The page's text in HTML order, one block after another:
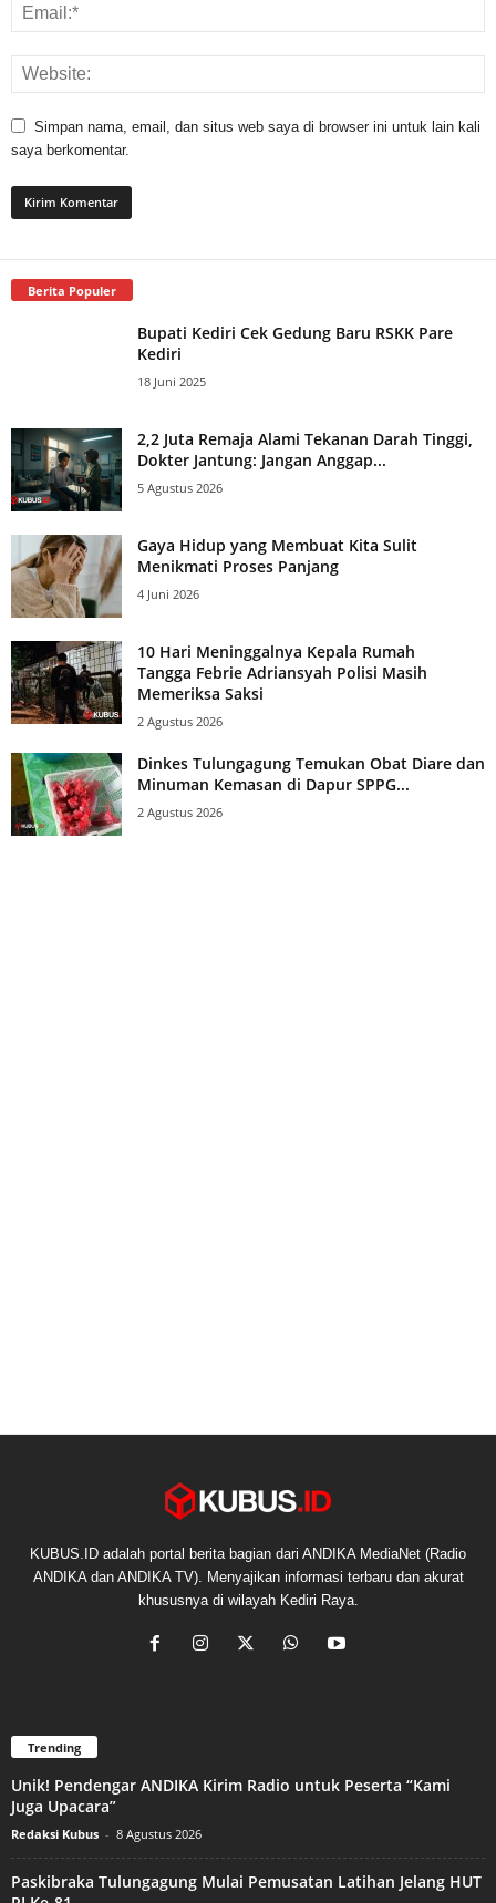
Simpan nama, email, dan situs web saya di browser ini untuk lain kali
saya berkomentar.
Berita Populer
Bupati Kediri Cek Gedung Baru RSKK Pare
Kediri
18 Juni 2025
2,2 Juta Remaja Alami Tekanan Darah Tinggi,
Dokter Jantung: Jangan Anggap...
5 Agustus 2026
Gaya Hidup yang Membuat Kita Sulit
Menikmati Proses Panjang
4 Juni 2026
10 Hari Meninggalnya Kepala Rumah
Tangga Febrie Adriansyah Polisi Masih
Memeriksa Saksi
2 Agustus 2026
Dinkes Tulungagung Temukan Obat Diare dan
Minuman Kemasan di Dapur SPPG...
2 Agustus 2026
KUBUS.ID adalah portal berita bagian dari ANDIKA MediaNet (Radio
ANDIKA dan ANDIKA TV). Menyajikan informasi terbaru dan akurat
khususnya di wilayah Kediri Raya.
Trending
Unik! Pendengar ANDIKA Kirim Radio untuk Peserta “Kami
Juga Upacara”
Redaksi Kubus - 8 Agustus 2026
Paskibraka Tulungagung Mulai Pemusatan Latihan Jelang HUT